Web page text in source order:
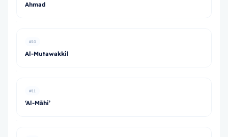
Ahmad
#10
Al-Mutawakkil
#11
‘Al-Māhi’